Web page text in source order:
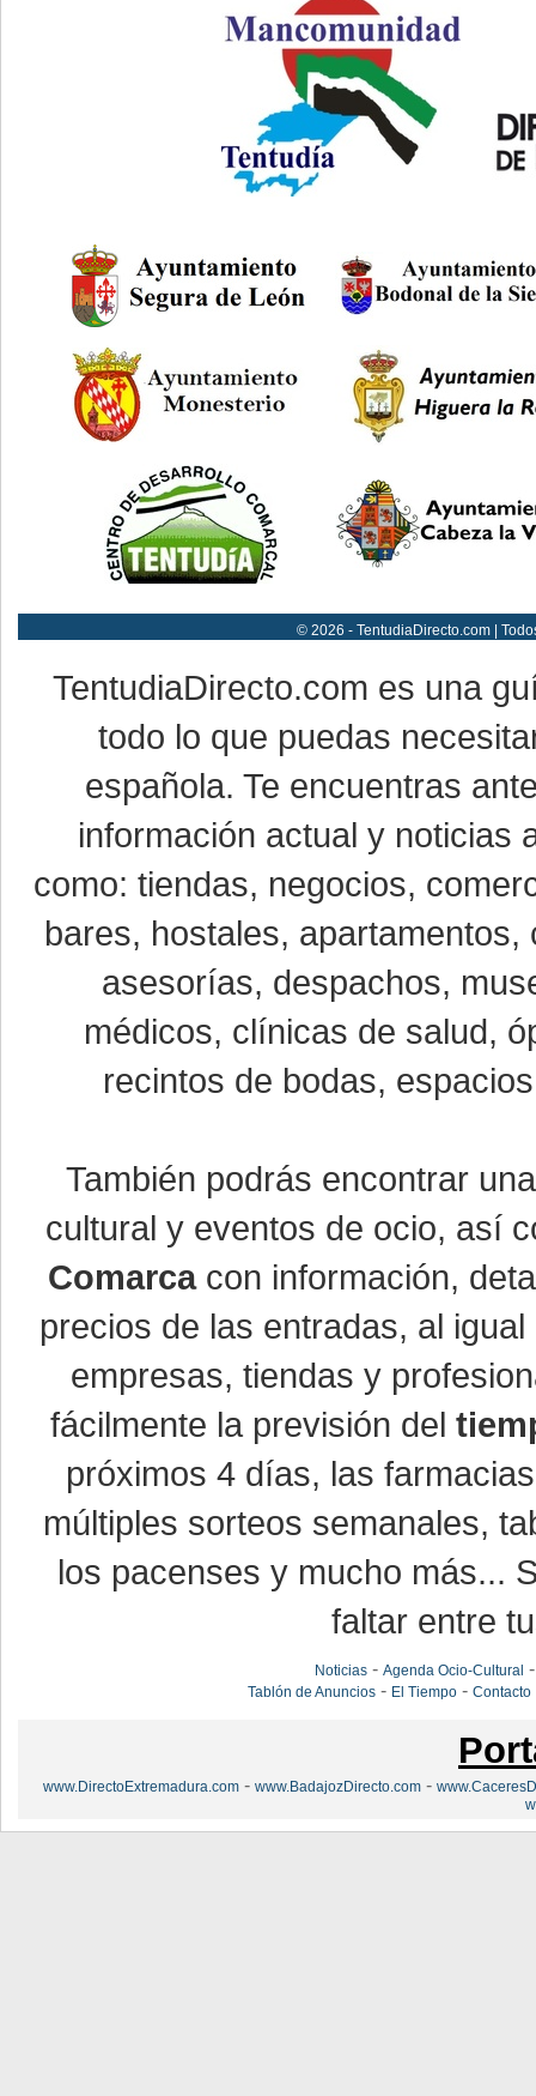
© 2026 - TentudiaDirecto.com |
TentudiaDirecto.com es una
todo lo que puedas
española. Te encuentras
información actual y noticias
como: tiendas, negocios,
bares, hostales,
asesorías, despachos,
médicos, clínicas de salud,
recintos de bodas,
También podrás encontrar
cultural y eventos de ocio, así
Comarcacon información,
precios de las entradas, al
empresas, tiendas y
fácilmente la previsión del
próximos 4 días, las
múltiples sorteos semanales,
los pacenses y mucho más...
faltar entre
Noticias -Agenda Ocio-Cultural
Tablón de Anuncios - El Tiempo -Contacto
www.DirectoExtremadura.com - www.BadajozDirecto.com -